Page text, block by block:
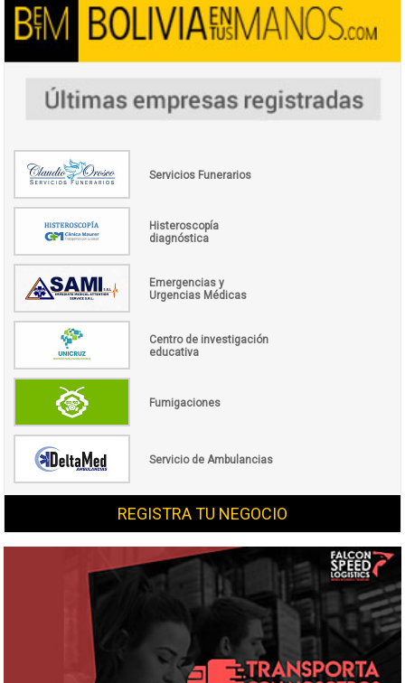
Servicios Funerarios
Histeroscopía
diagnóstica
Emergencias y
Urgencias Médicas
Centro de investigación
educativa
Fumigaciones
Servicio de Ambulancias
REGISTRA TU NEGOCIO